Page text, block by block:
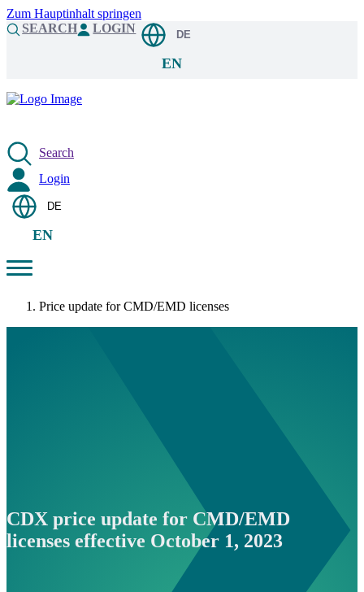
Zum Hauptinhalt springen
SEARCH
LOGIN DE
EN
Search
Login
DE
EN
Price update for CMD/EMD licenses
CDX price update for CMD/EMD
licenses effective October 1, 2023